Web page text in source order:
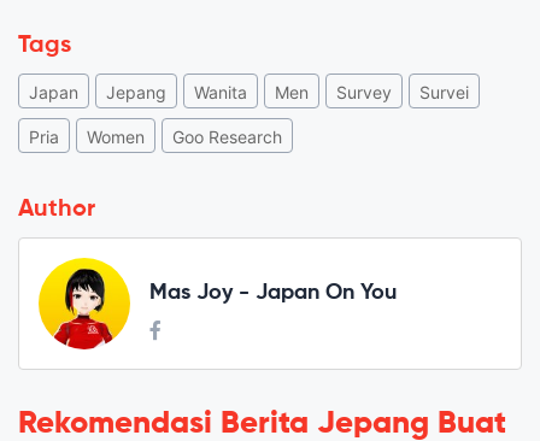
Tags
Japan Jepang Wanita Men Survey Survei
Pria Women Goo Research
Author
Mas Joy - Japan On You
Rekomendasi Berita Jepang Buat